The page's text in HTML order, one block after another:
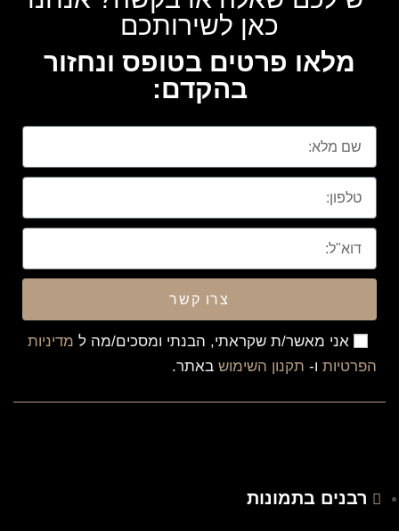
כאן לשירותכם
מלאו פרטים בטופס ונחזור
בהקדם:
אני מאשר/ת שקראתי, הבנתי ומסכים/מה ל מדיניות
הפרטיות ו- תקנון השימוש באתר.
צרו קשר
רבנים בתמונות